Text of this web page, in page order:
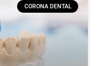
CORONA DENTAL